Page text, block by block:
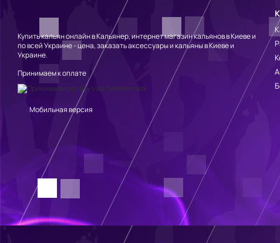
Купить кальян онлайн в Кальянер, интернет магазин кальянов в Киеве и
по всей Украине - цена, заказать аксессуары и кальяны в Киеве и
Украине.
Принимаем к оплате
Мобильная версия